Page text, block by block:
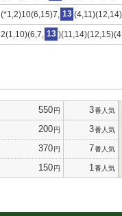
(*1,2)10(6,15)7, 13
2(1,10)(6,7, 13
550円 3番人気
200円 3番人気
370円 7番人気
150円 1 番人気